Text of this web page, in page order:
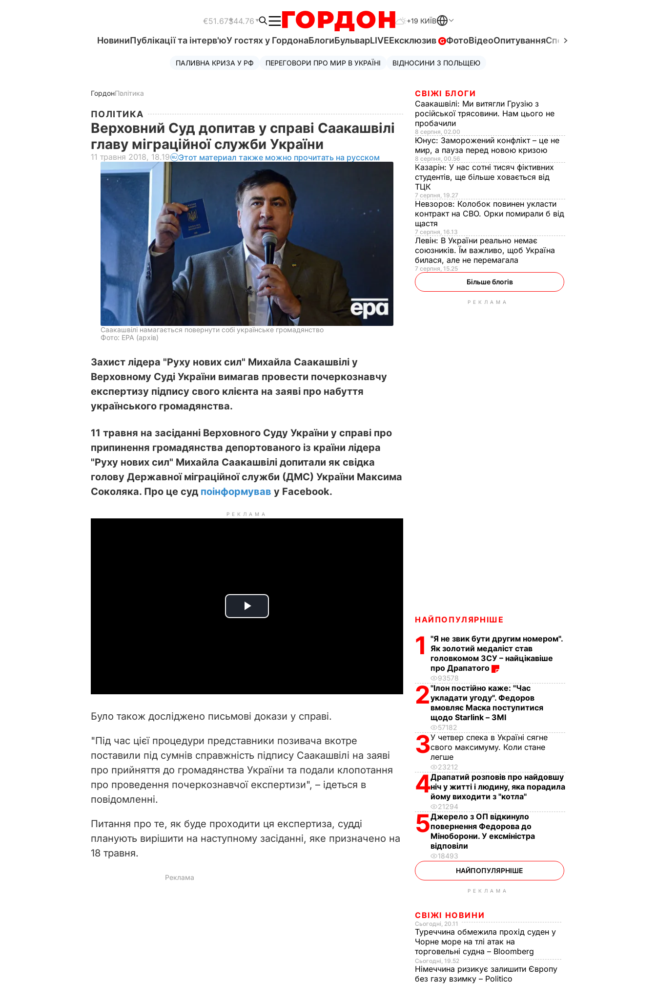
€51.67$44.76 +19 КИЇВ
НовиниПублікації та інтерв'юУ гостях у ГордонаБлогиБульварLIVEЕксклюзив ФотоВідеоОпитуванняСпецпроєкти
ПАЛИВНА КРИЗА У РФ ПЕРЕГОВОРИ ПРО МИР В УКРАЇНІ ВІДНОСИНИ З ПОЛЬЩЕЮ
ГордонПолітика
ПОЛІТИКА
Верховний Суд допитав у справі Саакашвілі
главу міграційної служби України
11 травня 2018, 18.19 Этот материал также можно прочитать на русском
Саакашвілі намагається повернути собі українське громадянство
Фото: ЕРА (архів)
Захист лідера "Руху нових сил" Михайла Саакашвілі у
Верховному Суді України вимагав провести почеркознавчу
експертизу підпису свого клієнта на заяві про набуття
українського громадянства.
11 травня на засіданні Верховного Суду України у справі про
припинення громадянства депортованого із країни лідера
"Руху нових сил" Михайла Саакашвілі допитали як свідка
голову Державної міграційної служби (ДМС) України Максима
Соколяка. Про це суд поінформував у Facebook.
РЕКЛАМА
P
d
e
o
Було також досліджено письмові докази у справі.
"Під час цієї процедури представники позивача вкотре
поставили під сумнів справжність підпису Саакашвілі на заяві
про прийняття до громадянства України та подали клопотання
про проведення почеркознавчої експертизи", – ідеться в
повідомленні.
Питання про те, як буде проходити ця експертиза, судді
планують вирішити на наступному засіданні, яке призначено на
18 травня.
СВІЖІ БЛОГИ
Саакашвілі: Ми витягли Грузію з
російської трясовини. Нам цього не
пробачили
8 серпня, 02.00
Юнус: Заморожений конфлікт – це не
мир, а пауза перед новою кризою
8 серпня, 00.56
Казарін: У нас сотні тисяч фіктивних
студентів, ще більше ховається від
ТЦК
7 серпня, 19.27
Невзоров: Колобок повинен укласти
контракт на СВО. Орки помирали б від
щастя
7 серпня, 16.13
Левін: В України реально немає
союзників. Їм важливо, щоб Україна
билася, але не перемагала
7 серпня, 15.25
Більше блогів
РЕКЛАМА
НАЙПОПУЛЯРНІШЕ
1
"Я не звик бути другим номером".
Як золотий медаліст став
головкомом ЗСУ – найцікавіше
про Драпатого
93578
2"Ілон постійно каже: "Час
укладати угоду". Федоров
вмовляє Маска поступитися
щодо Starlink – ЗМІ
57182
3У четвер спека в Україні сягне
свого максимуму. Коли стане
легше
23212
4Драпатий розповів про найдовшу
ніч у житті і людину, яка порадила
йому виходити з "котла"
21294
5Джерело з ОП відкинуло
повернення Федорова до
Міноборони. У ексміністра
відповіли
18493
НАЙПОПУЛЯРНІШЕ
РЕКЛАМА
СВІЖІ НОВИНИ
Сьогодні, 20.11
Туреччина обмежила прохід суден у
Чорне море на тлі атак на
торговельні судна – Bloomberg
Сьогодні, 19.52
Німеччина ризикує залишити Європу
без газу взимку – Politico